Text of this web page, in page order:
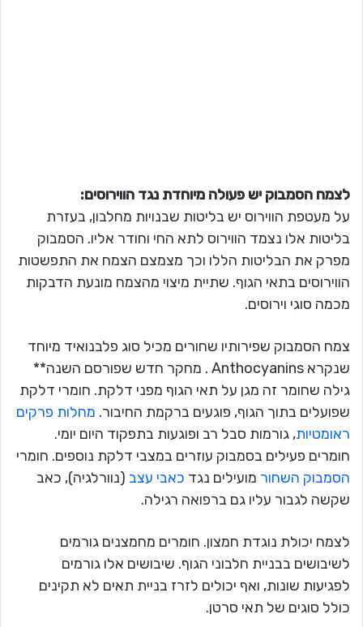
לצמח הסמבוק יש פעולה מיוחדת נגד הווירוסים:
על מעטפת הווירוס יש בליטות שבנויות מחלבון, בעזרת
בליטות אלו נצמד הווירוס לתא החי וחודר אליו. הסמבוק
מפרק את הבליטות הללו וכך מצמצם הצמח את התפשטות
הווירוסים בתאי הגוף. שתיית מיצוי מהצמח מונעת הדבקות
מכמה סוגי וירוסים.
צמח הסמבוק שפירותיו שחורים מכיל סוג פלבנואיד מיוחד
שנקרא Anthocyanins . מחקר חדש שפורסם השנה**
גילה שחומר זה מגן על תאי הגוף מפני דלקת. חומרי דלקת
שפועלים בתוך הגוף, פוגעים ברקמת החיבור. מחלות פרקים
ראומטיות, גורמות סבל רב ופוגעות בתפקוד היום יומי.
חומרים פעילים בסמבוק עוזרים במצבי דלקת נוספים. חומרי
הסמבוק השחור מועילים נגד כאבי עצב (נוורלגיה), כאב
שקשה לגבור עליו גם ברפואה רגילה.
לצמח יכולת נוגדת חמצון. חומרים מחמצנים גורמים
לשיבושים בבניית חלבוני הגוף. שיבושים אלו גורמים
לפגיעות שונות, ואף יכולים לזרז בניית תאים לא תקינים
כולל סוגים של תאי סרטן.